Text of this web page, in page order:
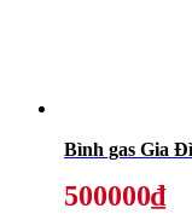
Bình gas Gia
500000₫